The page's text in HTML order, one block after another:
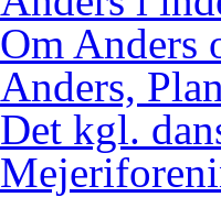
Om Anders
Anders,
Det kgl.